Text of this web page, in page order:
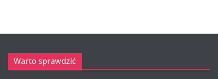
Warto sprawdzić